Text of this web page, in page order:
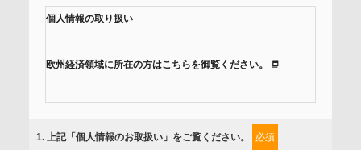
個人情報の取り扱い
欧州経済領域に所在の方はこちらを御覧ください。
組みを行っています。
1. 上記「個人情報のお取扱い」をご覧ください。 必須